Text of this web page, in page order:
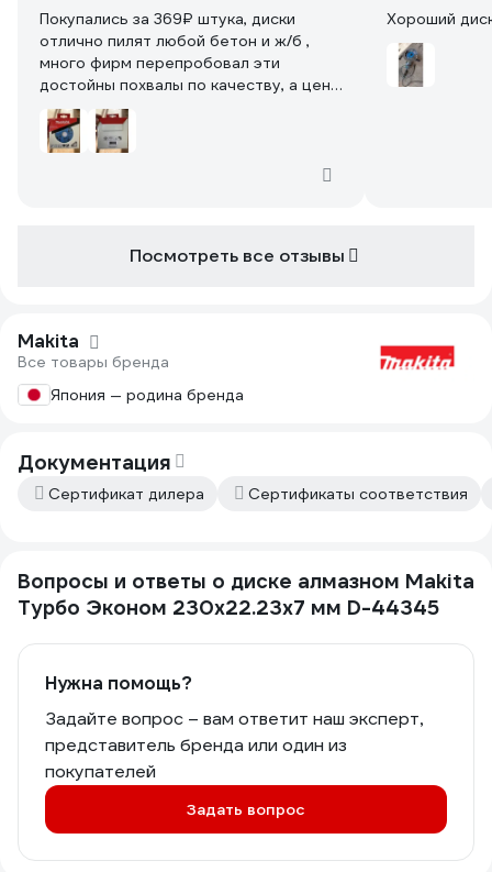
Покупались за 369₽ штука, диски
отлично пилят любой бетон и ж/б ,
много фирм перепробовал эти
достойны похвалы по качеству, а цена
так вообще огонь) беру обычно по 2 в
штроборез бош. В общем рекомендую
Хороший
Посмотреть все отзывы
Makita
Все товары бренда
Япония — родина бренда
Документация
Сертификат дилера Сертификаты соответствия
Вопросы и ответы о диске алмазном Makita
Турбо Эконом 230x22.23x7 мм D-44345
Нужна помощь?
Задайте вопрос – вам ответит наш эксперт,
представитель бренда или один из
покупателей
Задать вопрос